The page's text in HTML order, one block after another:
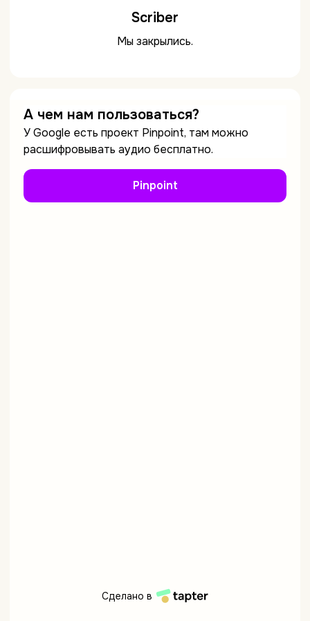
Scriber
Мы закрылись.
А чем нам пользоваться?
У Google есть проект Pinpoint, там можно
расшифровывать аудио бесплатно.
Pinpoint
Сделано в